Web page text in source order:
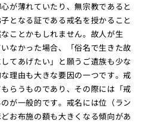
が薄れていたり、無宗教であると
となる証である戒名を授かること
ことかもしれません。故人が生
なかった場合、「俗名で生きた故
てあげたい」と願うご遺族も少な
理由も大きな要因の一つです。戒
らうものであり、その際には「戒
が一般的です。戒名には位（ラン
お布施の額も大きくなる傾向があ